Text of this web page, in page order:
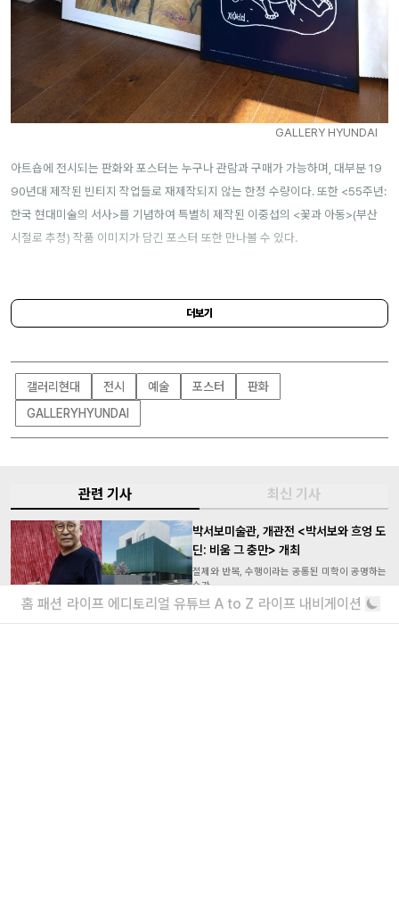
GALLERY HYUNDAI
아트숍에 전시되는 판화와 포스터는 누구나 관람과 구매가 가능하며, 대부분 19
90년대 제작된 빈티지 작업들로 재제작되지 않는 한정 수량이다. 또한 <55주년:
한국 현대미술의 서사>를 기념하여 특별히 제작된 이중섭의 <꽃과 아동>(부산
시절로 추정) 작품 이미지가 담긴 포스터 또한 만나볼 수 있다.
주소｜ 더보기
갤러리현대 전시 예술 포스터
판화
GALLERYHYUNDAI
관련 기사 최신 기사
박서보미술관, 개관전 <박서보와 흐엉 도
딘: 비움 그 충만> 개최
절제와 반복, 수행이라는 공통된 미학이 공명하는
순간
그라운드시소 용산, 개관전 <브래드 월스
홈 패션 라이프 에디토리얼 유튜브 A to Z 라이프 내비게이션